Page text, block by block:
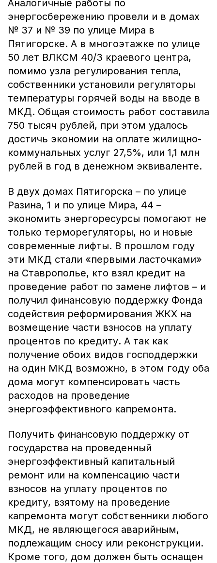
Аналогичные работы по
энергосбережению провели и в домах
№ 37 и № 39 по улице Мира в
Пятигорске. А в многоэтажке по улице
50 лет ВЛКСМ 40/3 краевого центра,
помимо узла регулирования тепла,
собственники установили регуляторы
температуры горячей воды на вводе в
МКД. Общая стоимость работ составила
750 тысяч рублей, при этом удалось
достичь экономии на оплате жилищно-
коммунальных услуг 27,5%, или 1,1 млн
рублей в год в денежном эквиваленте.
В двух домах Пятигорска – по улице
Разина, 1 и по улице Мира, 44 –
экономить энергоресурсы помогают не
только терморегуляторы, но и новые
современные лифты. В прошлом году
эти МКД стали «первыми ласточками»
на Ставрополье, кто взял кредит на
проведение работ по замене лифтов – и
получил финансовую поддержку Фонда
содействия реформирования ЖКХ на
возмещение части взносов на уплату
процентов по кредиту. А так как
получение обоих видов господдержки
на один МКД возможно, в этом году оба
дома могут компенсировать часть
расходов на проведение
энергоэффективного капремонта.
Получить финансовую поддержку от
государства на проведенный
энергоэффективный капитальный
ремонт или на компенсацию части
взносов на уплату процентов по
кредиту, взятому на проведение
капремонта могут собственники любого
МКД, не являющегося аварийным,
подлежащим сносу или реконструкции.
Кроме того, дом должен быть оснащен